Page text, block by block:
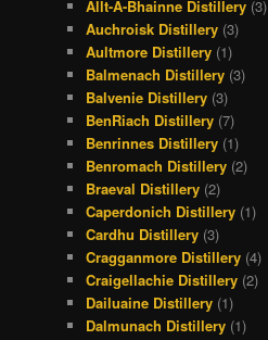
Allt-A-Bhainne Distillery (3)
Auchroisk Distillery (3)
Aultmore Distillery (1)
Balmenach Distillery (3)
Balvenie Distillery (3)
BenRiach Distillery (7)
Benrinnes Distillery (1)
Benromach Distillery (2)
Braeval Distillery (2)
Caperdonich Distillery (1)
Cardhu Distillery (3)
Cragganmore Distillery (4)
Craigellachie Distillery (2)
Dailuaine Distillery (1)
Dalmunach Distillery (1)